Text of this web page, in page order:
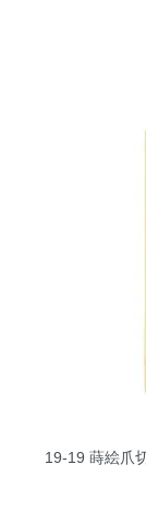
19-19 蒔絵爪